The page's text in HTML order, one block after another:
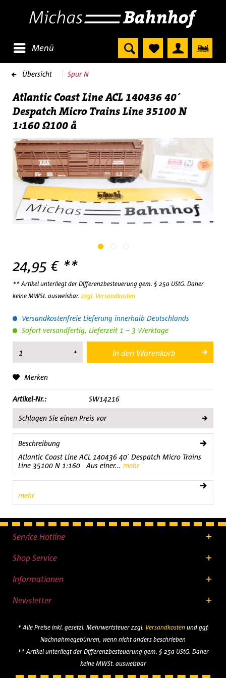
Menü
Übersicht Spur N
Atlantic Coast Line ACL 140436 40´
Despatch Micro Trains Line 35100 N
1:160 Ω100 å
24,95 € **
** Artikel unterliegt der Differenzbesteuerung gem. § 25a UStG. Daher
keine MWSt. ausweisbar. zzgl. Versandkosten
Versandkostenfreie Lieferung innerhalb Deutschlands
Sofort versandfertig, Lieferzeit 1 – 3 Werktage
In den Warenkorb
Merken
Artikel-Nr.: SW14216
Schlagen Sie einen Preis vor
Beschreibung
Atlantic Coast Line ACL 140436 40´ Despatch Micro Trains
Line 35100 N 1:160 Aus einer... mehr
mehr
Service Hotline
Shop Service
Informationen
Newsletter
* Alle Preise inkl. gesetzl. Mehrwertsteuer zzgl. Versandkostenund ggf.
Nachnahmegebühren, wenn nicht anders beschrieben
** Artikel unterliegt der Differenzbesteuerung gem. § 25a UStG. Daher
keine MWSt. ausweisbar